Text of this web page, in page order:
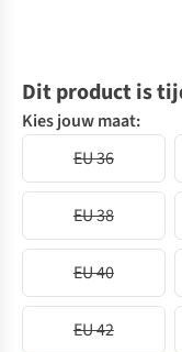
Dit product is
Kies jouw maat:
EU 36
EU 38
EU 40
EU 42